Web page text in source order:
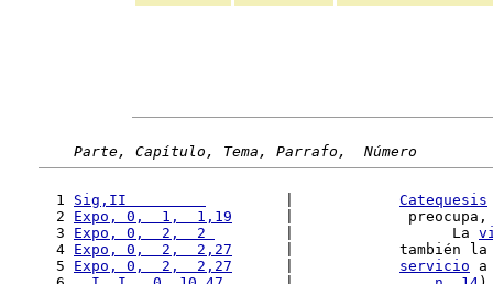
Parte, Capítulo, Tema, Parrafo,  Número
  1
Sig,II Catequesis
  2
Expo, 0,  1,  1,19
|
  3
Expo, 0,  2,  2
        |                  La
  4
Expo, 0,  2,  2,27
|            también
  5
Expo, 0,  2,  2,27 servicio